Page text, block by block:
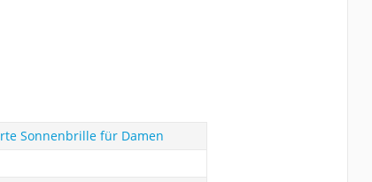
Sonnenbrille für Damen